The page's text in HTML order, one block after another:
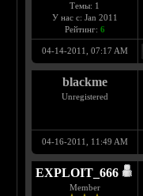
Темы: 1
У нас с: Jan 2011
Рейтинг: 6
04-14-2011, 07:17 AM
blackme
Unregistered
04-16-2011, 11:49 AM
EXPLOIT_666
Member